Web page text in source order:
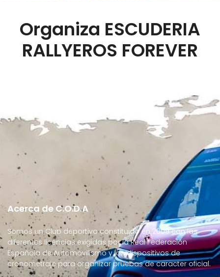
Organiza ESCUDERIA
RALLYEROS FOREVER
Acerca de C.O.D.A
Somos un Club deportivo constituido en 2009 con las
diferentes licencias exigidas por la Real Federación
Española de Automovilismo y los dispositivos de
cronometraje para organizar pruebas de caracter oficial.